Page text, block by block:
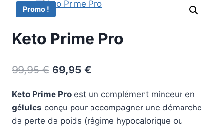
Promo !
Keto Prime Pro
99,95€ Le
initial
était :
69,95 €
actuel
est :
Keto Prime Pro est un complément minceur en
gélules conçu pour accompagner une démarche
de perte de poids (régime hypocalorique ou